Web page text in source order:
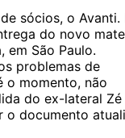
sócios, o Avanti.
do novo
em São Paulo.
problemas de
o momento, não
do ex-lateral Zé
o documento